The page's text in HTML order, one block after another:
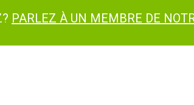
PARLEZ À UN MEMBRE DE